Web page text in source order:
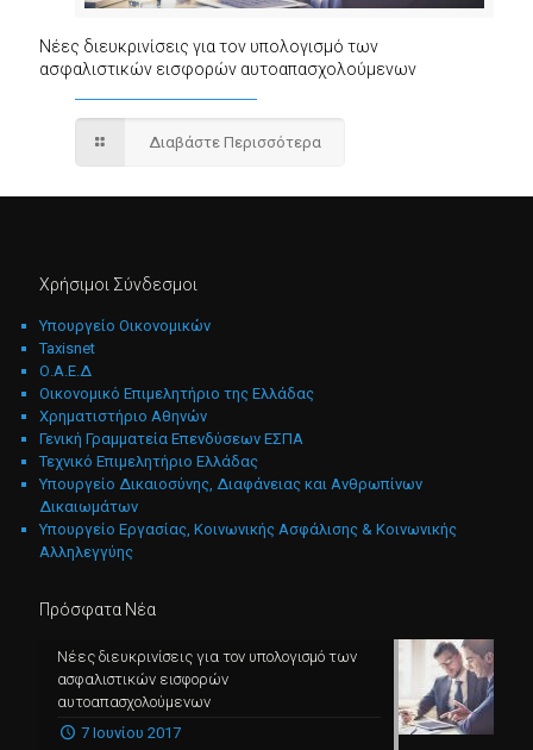
Νέες διευκρινίσεις για τον υπολογισμό των
ασφαλιστικών εισφορών αυτοαπασχολούμενων
Διαβάστε Περισσότερα
Χρήσιμοι Σύνδεσμοι
Υπουργείο Οικονομικών
Taxisnet
Ο.Α.Ε.Δ
Οικονομικό Επιμελητήριο της Ελλάδας
Χρηματιστήριο Αθηνών
Γενική Γραμματεία Επενδύσεων ΕΣΠΑ
Τεχνικό Επιμελητήριο Ελλάδας
Υπουργείο Δικαιοσύνης, Διαφάνειας και Ανθρωπίνων
Δικαιωμάτων
Υπουργείο Εργασίας, Κοινωνικής Ασφάλισης & Κοινωνικής
Αλληλεγγύης
Πρόσφατα Νέα
Νέες διευκρινίσεις για τον υπολογισμό των
ασφαλιστικών εισφορών
αυτοαπασχολούμενων
7 Ιουνίου 2017